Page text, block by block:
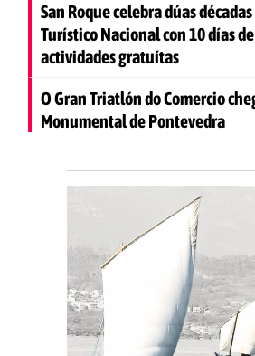
San Roque celebra dúas
Turístico Nacional con 10 días
actividades gratuítas
O Gran Triatlón do Comercio
Monumental de Pontevedra